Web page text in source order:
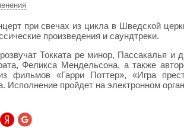
при свечах из цикла в Шведской
произведения и саундтреки.
Токката ре минор, Пассакалья и
Феликса Мендельсона, а также
фильмов «Гарри Поттер», «Игра
Исполнение пройдет на электронном